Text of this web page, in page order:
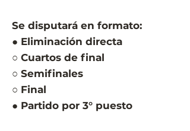
Se disputará en formato:
● Eliminación directa
○ Cuartos de final
○ Semifinales
○ Final
● Partido por 3° puesto